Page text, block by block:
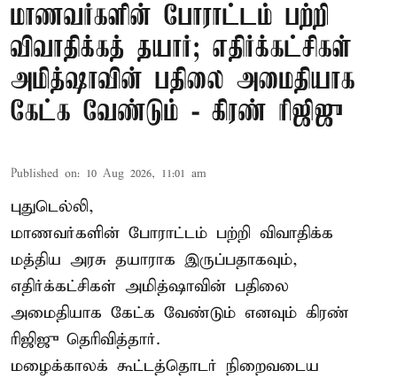
மாணவர்களின் போராட்டம் பற்றி
விவாதிக்கத் தயார்; எதிர்க்கட்சிகள்
அமித்ஷாவின் பதிலை அமைதியாக
கேட்க வேண்டும் - கிரண் ரிஜிஜு
Published on: 10 Aug 2026, 11:01 am
புதுடெல்லி,
மாணவர்களின் போராட்டம் பற்றி விவாதிக்க
மத்திய அரசு தயாராக இருப்பதாகவும்,
எதிர்க்கட்சிகள் அமித்ஷாவின் பதிலை
அமைதியாக கேட்க வேண்டும் எனவும் கிரண்
ரிஜிஜு தெரிவித்தார்.
மழைக்காலக் கூட்டத்தொடர் நிறைவடைய